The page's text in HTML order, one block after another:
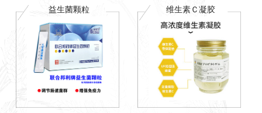
益生菌颗粒 维生素Ｃ凝胶